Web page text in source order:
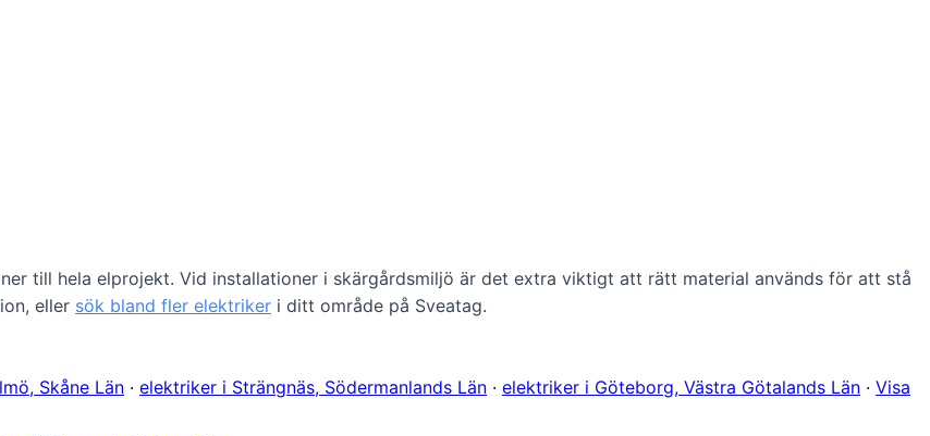
till hela elprojekt. Vid installationer i skärgårdsmiljö är det extra viktigt att rätt material används för att stå
eller sök bland fler elektriker i ditt område på Sveatag.
Skåne Län · elektriker i Strängnäs, Södermanlands Län · elektriker i Göteborg, Västra Götalands Län · Visa